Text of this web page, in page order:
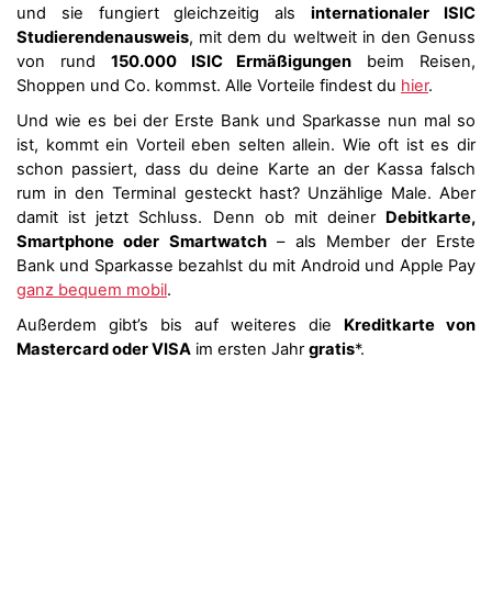
und sie fungiert gleichzeitig alsinternationaler ISIC
Studierendenausweis, mit dem du weltweit in den Genuss
von rund 150.000 ISIC Ermäßigungen beim Reisen,
Shoppen und Co. kommst. Alle Vorteile findest du hier.
Und wie es bei der Erste Bank und Sparkasse nun mal so
ist, kommt ein Vorteil eben selten allein. Wie oft ist es dir
schon passiert, dass du deine Karte an der Kassa falsch
rum in den Terminal gesteckt hast? Unzählige Male. Aber
damit ist jetzt Schluss. Denn ob mit deiner Debitkarte,
Smartphone oder Smartwatch– als Member der Erste
Bank und Sparkasse bezahlst du mit Android und Apple Pay
ganz bequem mobil.
Außerdem gibt’s bis auf weiteres die Kreditkarte von
Mastercard oder VISA im ersten Jahrgratis*.